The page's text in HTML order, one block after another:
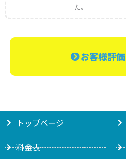
た。
お客様評
トップページ
料金表